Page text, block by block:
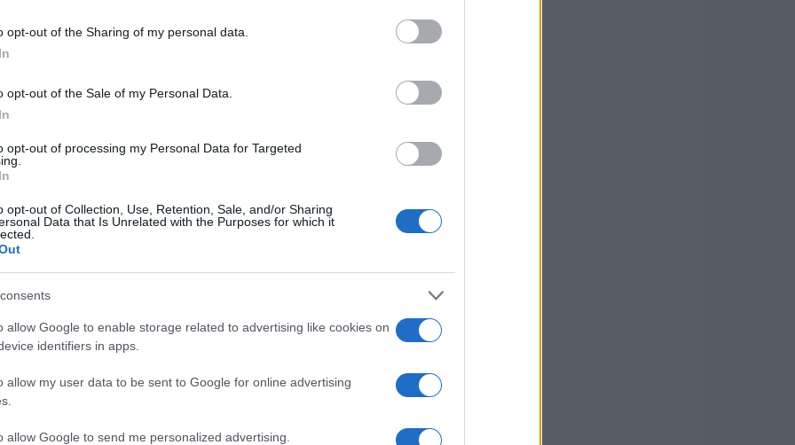
opt-out of the Sharing of my personal data.
opt-out of the Sale of my Personal Data.
opt-out of processing my Personal Data for Targeted
opt-out of Collection, Use, Retention, Sale, and/or Sharing
Data that Is Unrelated with the Purposes for which it
allow Google to enable storage related to advertising like cookies on
identifiers in apps.
allow my user data to be sent to Google for online advertising
allow Google to send me personalized advertising.
memorable para cada huésped. Si eres
en un entorno de lujo, esta podría ser tu
incluirán la preparación de comidas
sea necesario. Deberás regular la
así como descongelar alimentos en el
que las porciones, la distribución y el
de los alimentos, controlar la calidad
cualquier necesidad de asistencia